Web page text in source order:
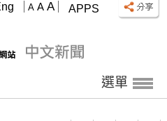
APPS
A A A
選單